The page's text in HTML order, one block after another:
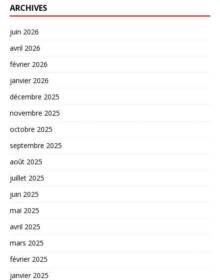
ARCHIVES
juin 2026
avril 2026
février 2026
janvier 2026
décembre 2025
novembre 2025
octobre 2025
septembre 2025
août 2025
juillet 2025
juin 2025
mai 2025
avril 2025
mars 2025
février 2025
janvier 2025